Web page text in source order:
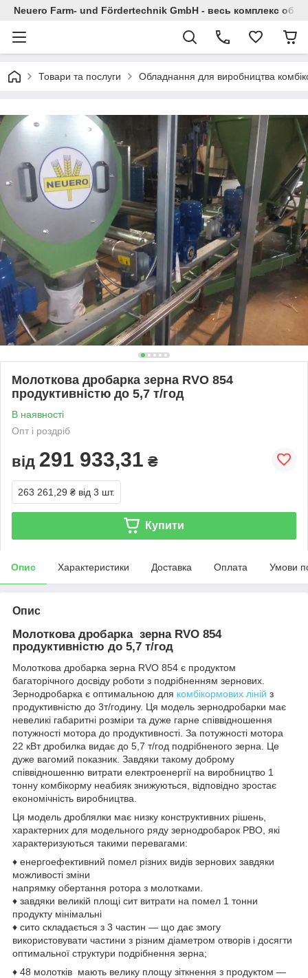
Neuero Farm- und Fördertechnik GmbH - весь комплекс
Товари та послуги Обладнання для виробництва
Молоткова дробарка зерна RVO 854
продуктивністю до 5,7 т/год
В наявності
Опт і роздріб
від 291 933,31 ₴
263 261,29 ₴ від 3 шт.
Купити
Опис Характеристики Доставка Оплата Умови
Опис
Молоткова дробарка зерна RVO 854
продуктивністю до 5,7 т/год
Молоткова дробарка зерна RVO 854 є продуктом
багаторічного досвіду роботи з подрібненням зернових.
Зернодробарка є оптимальною для комбікормових ліній з
продуктивністю до 3т/годину. Ця модель зернодробарки має
невеликі габаритні розміри та дуже гарне співвідношення
потужності мотора до продуктивності. За потужності мотора
22 кВт дробилка видає до 5,7 т/год подрібненого зерна. Це
дуже вагомий показник. Завдяки такому доброму
співвідношенню витрати електроенергії на виробництво 1
тонну комбікорму неабияк знижуються, відповідно зростає
економічність виробництва.
Ця модель дроблялки має низку конструктивних рішень,
характерних для модельного ряду зернодробарок РВО, які
характеризуються такими перевагами:
♦ енергоефективний помел різних видів зернових завдяки
можливості зміни
напрямку обертання ротора з молотками.
♦ завдяки великій площі сит витрати на помел 1 тонни
продукту мінімальні
♦ сито складається з 3 частин — що дає змогу
використовувати частини з різним діаметром отворів і досягти
оптимальної структури подрібнення зерна;
♦ 48 молотків мають велику площу зіткнення з продуктом —